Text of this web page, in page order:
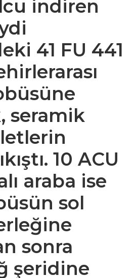
indiren
41 FU 441
seramik
10 ACU
araba ise
sol
sonra
şeridine